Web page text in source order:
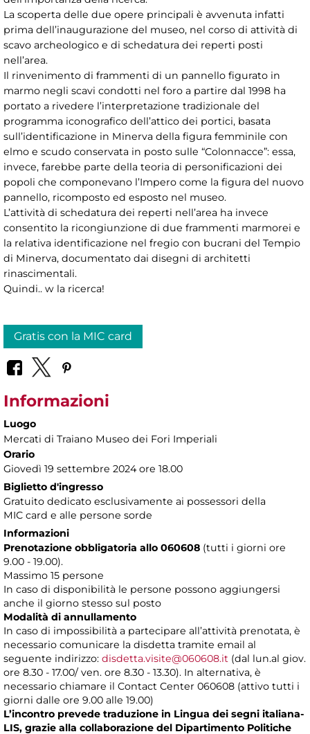
La scoperta delle due opere principali è avvenuta infatti
prima dell’inaugurazione del museo, nel corso di attività di
scavo archeologico e di schedatura dei reperti posti
nell’area.
Il rinvenimento di frammenti di un pannello figurato in
marmo negli scavi condotti nel foro a partire dal 1998 ha
portato a rivedere l’interpretazione tradizionale del
programma iconografico dell’attico dei portici, basata
sull’identificazione in Minerva della figura femminile con
elmo e scudo conservata in posto sulle “Colonnacce”: essa,
invece, farebbe parte della teoria di personificazioni dei
popoli che componevano l’Impero come la figura del nuovo
pannello, ricomposto ed esposto nel museo.
L’attività di schedatura dei reperti nell’area ha invece
consentito la ricongiunzione di due frammenti marmorei e
la relativa identificazione nel fregio con bucrani del Tempio
di Minerva, documentato dai disegni di architetti
rinascimentali.
Quindi.. w la ricerca!
Gratis con la MIC card
Informazioni
Luogo
Mercati di Traiano Museo dei Fori Imperiali
Orario
Giovedì 19 settembre 2024 ore 18.00
Biglietto d'ingresso
Gratuito dedicato esclusivamente ai possessori della
MIC card e alle persone sorde
Informazioni
Prenotazione obbligatoria allo 060608 (tutti i giorni ore
9.00 - 19.00).
Massimo 15 persone
In caso di disponibilità le persone possono aggiungersi
anche il giorno stesso sul posto
Modalità di annullamento
In caso di impossibilità a partecipare all’attività prenotata, è
necessario comunicare la disdetta tramite email al
seguente indirizzo: disdetta.visite@060608.it (dal lun.al giov.
ore 8.30 - 17.00/ ven. ore 8.30 - 13.30). In alternativa, è
necessario chiamare il Contact Center 060608 (attivo tutti i
giorni dalle ore 9.00 alle 19.00)
L’incontro prevede traduzione in Lingua dei segni italiana-
LIS, grazie alla collaborazione del Dipartimento Politiche